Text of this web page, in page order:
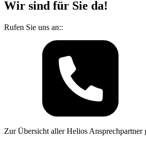
Wir sind für Sie da!
Rufen Sie uns an::
Zur Übersicht aller Helios Ansprechpartner